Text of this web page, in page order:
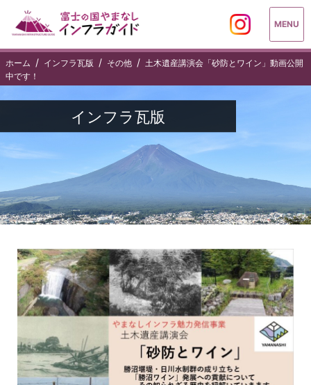
MENU
ホーム インフラ瓦版 その他
土木遺産講演会「砂防とワイン」動画公開
中です！
インフラ瓦版